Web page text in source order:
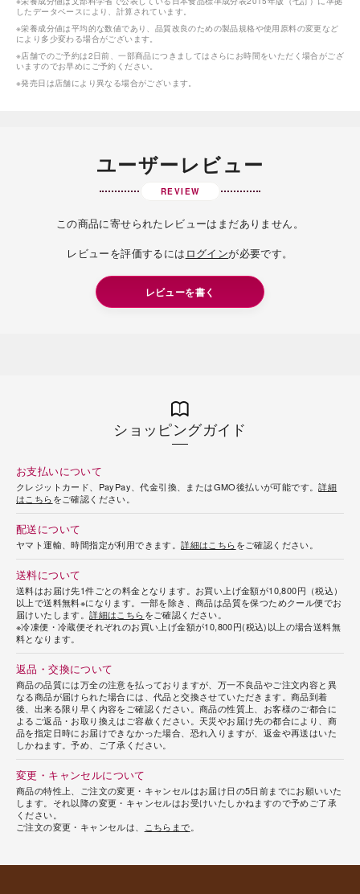
したデータベースにより、計算されています。
※栄養成分値は平均的な数値であり、品質改良のための製品規格や使用原料の変更など
により多少変わる場合がございます。
※店舗でのご予約は2日前、一部商品につきましてはさらにお時間をいただく場合がござ
いますのでお早めにご予約ください。
※発売日は店舗により異なる場合がございます。
ユーザーレビュー
REVIEW
この商品に寄せられたレビューはまだありません。
レビューを評価するには ログインが必要です。
レビューを書く
ショッピングガイド
お支払いについて
クレジットカード、PayPay、代金引換、またはGMO後払いが可能です。詳細
はこちらをご確認ください。
配送について
ヤマト運輸、時間指定が利用できます。詳細はこちらをご確認ください。
送料について
送料はお届け先1件ごとの料金となります。お買い上げ金額が10,800円（税込）
以上で送料無料※になります。一部を除き、商品は品質を保つためクール便でお
届けいたします。詳細はこちらをご確認ください。
※冷凍便・冷蔵便それぞれのお買い上げ金額が10,800円(税込)以上の場合送料無
料となります。
返品・交換について
商品の品質には万全の注意を払っておりますが、万一不良品やご注文内容と異
なる商品が届けられた場合には、代品と交換させていただきます。商品到着
後、出来る限り早く内容をご確認ください。商品の性質上、お客様のご都合に
よるご返品・お取り換えはご容赦ください。天災やお届け先の都合により、商
品を指定日時にお届けできなかった場合、恐れ入りますが、返金や再送はいた
しかねます。予め、ご了承ください。
変更・キャンセルについて
商品の特性上、ご注文の変更・キャンセルはお届け日の5日前までにお願いいた
します。それ以降の変更・キャンセルはお受けいたしかねますので予めご了承
ください。
ご注文の変更・キャンセルは、
こちらまで